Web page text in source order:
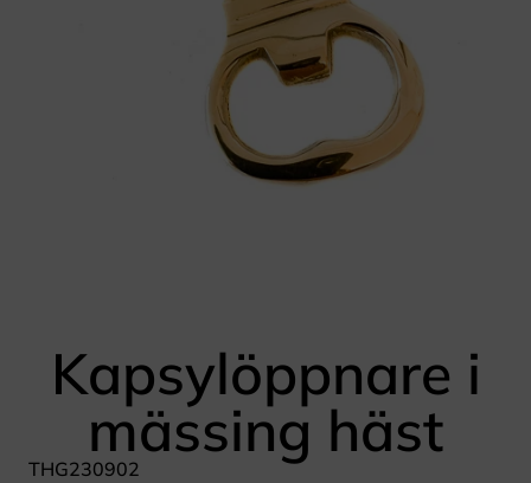
Kapsylöppnare i
mässing häst
THG230902